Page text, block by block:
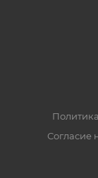
Согласие